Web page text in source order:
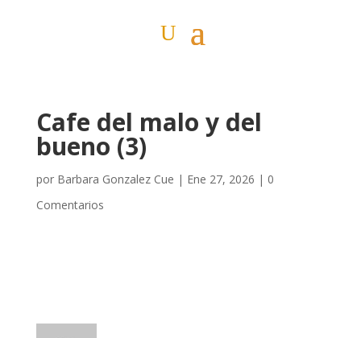
Cafe del malo y del
bueno (3)
por Barbara Gonzalez Cue | Ene 27, 2026 | 0
Comentarios